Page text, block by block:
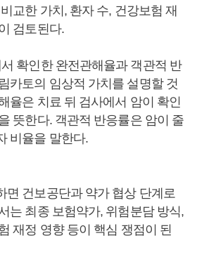
교한 가치, 환자 수, 건강보험 재
검토된다.
확인한 완전관해율과 객관적 반
카토의 임상적 가치를 설명할 것
율은 치료 뒤 검사에서 암이 확인
뜻한다. 객관적 반응률은 암이 줄
비율을 말한다.
면 건보공단과 약가 협상 단계로
는 최종 보험약가, 위험분담 방식,
재정 영향 등이 핵심 쟁점이 된